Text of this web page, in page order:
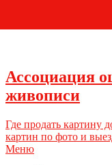
Ассоциация
живописи
Где продать картину
картин по фото и
Меню